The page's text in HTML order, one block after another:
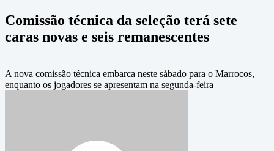
Comissão técnica da seleção terá sete
caras novas e seis remanescentes
A nova comissão técnica embarca neste sábado para o Marrocos,
enquanto os jogadores se apresentam na segunda-feira